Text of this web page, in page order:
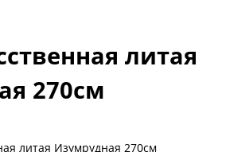
литая
270см
литая Изумрудная 270см